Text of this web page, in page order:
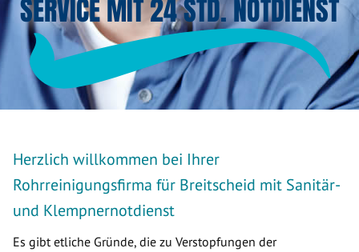
SERVICE MIT 24 STD. NOTDIENST
Herzlich willkommen bei Ihrer
Rohrreinigungsfirma für Breitscheid mit Sanitär-
und Klempnernotdienst
Es gibt etliche Gründe, die zu Verstopfungen der